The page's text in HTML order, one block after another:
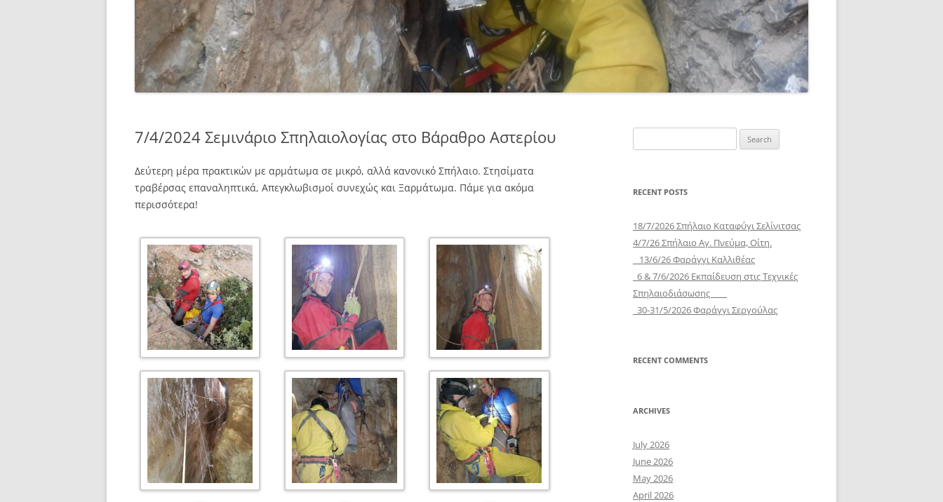
7/4/2024 Σεμινάριο Σπηλαιολογίας στο Βάραθρο Αστερίου
Δεύτερη μέρα πρακτικών με αρμάτωμα σε μικρό, αλλά κανονικό Σπήλαιο. Στησίματα
τραβέρσας επαναληπτικά, Απεγκλωβισμοί συνεχώς και Ξαρμάτωμα. Πάμε για ακόμα
περισσότερα!
for:
RECENT POSTS
18/7/2026 Σπήλαιο Καταφύγι Σελίνιτσας
4/7/26 Σπήλαιο Αγ. Πνεύμα, Οίτη.
13/6/26 Φαράγγι Καλλιθέας
6 & 7/6/2026 Εκπαίδευση στις Τεχνικές
Σπηλαιοδιάσωσης
30-31/5/2026 Φαράγγι Σεργούλας
RECENT COMMENTS
ARCHIVES
July 2026
June 2026
May 2026
April 2026